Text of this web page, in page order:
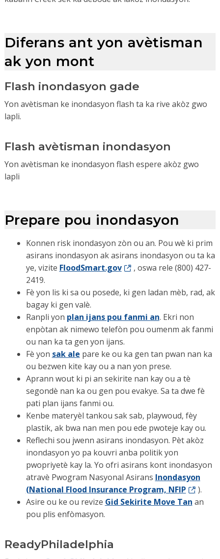
Diferans ant yon avètisman
ak yon mont
Flash inondasyon gade
Yon avètisman ke inondasyon flash ta ka rive akòz gwo
lapli.
Flash avètisman inondasyon
Yon avètisman ke inondasyon flash espere akòz gwo
lapli
Prepare pou inondasyon
Konnen risk inondasyon zòn ou an. Pou wè ki prim
asirans inondasyon ak asirans inondasyon ou ta ka
ye, vizite FloodSmart.gov
, oswa rele (800) 427-
2419.
Fè yon lis ki sa ou posede, ki gen ladan mèb, rad, ak
bagay ki gen valè.
Ranpli yon plan ijans pou fanmi an. Ekri non
enpòtan ak nimewo telefòn pou oumenm ak fanmi
ou nan ka ta gen yon ijans.
Fè yon sak ale pare ke ou ka gen tan pwan nan ka
ou bezwen kite kay ou a nan yon prese.
Aprann wout ki pi an sekirite nan kay ou a tè
segondè nan ka ou gen pou evakye. Sa ta dwe fè
pati plan ijans fanmi ou.
Kenbe materyèl tankou sak sab, playwoud, fèy
plastik, ak bwa nan men pou ede pwoteje kay ou.
Reflechi sou jwenn asirans inondasyon. Pèt akòz
inondasyon yo pa kouvri anba politik yon
pwopriyetè kay la. Yo ofri asirans kont inondasyon
atravè Pwogram Nasyonal Asirans Inondasyon
(National Flood Insurance Program, NFIP
).
Asire ou ke ou revize Gid Sekirite Move Tan an
pou plis enfòmasyon.
ReadyPhiladelphia